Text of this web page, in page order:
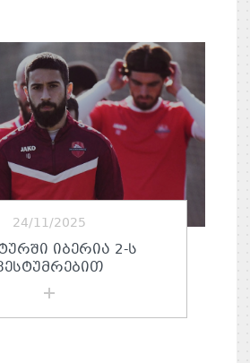
24/11/2025
ᲘᲑᲔᲠᲘᲐ 2-Ს